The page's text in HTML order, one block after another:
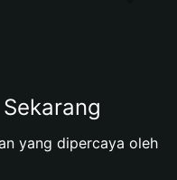
yang dipercaya oleh